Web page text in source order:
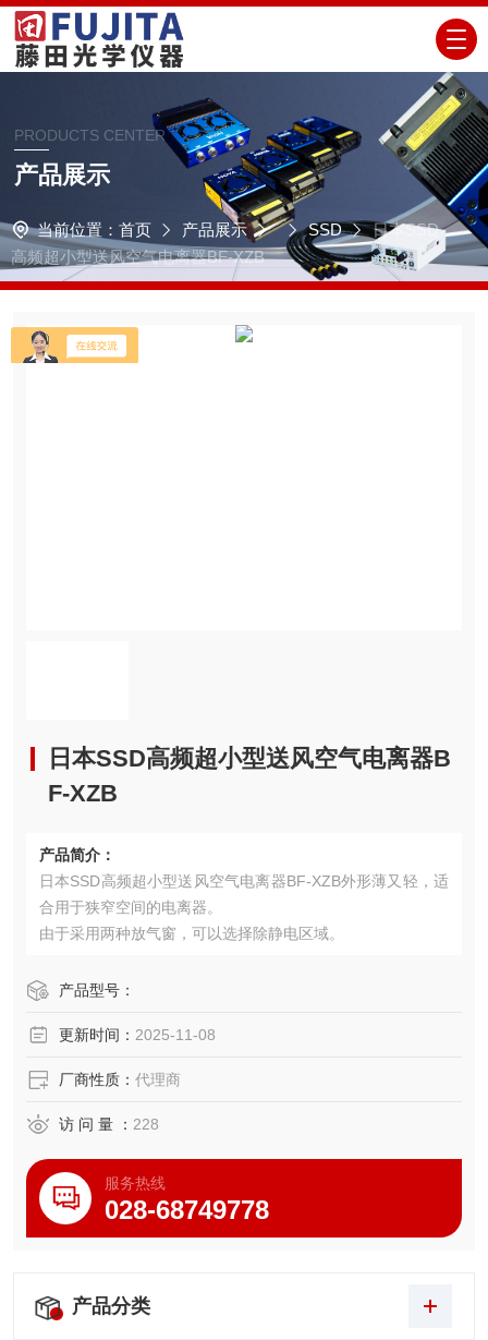
PRODUCTS CENTER
产品展示
当前位置： 首页 产品展示 SSD
日本SSD
高频超小型送风空气电离器BF-XZB
日本SSD高频超小型送风空气电离器B
F-XZB
产品简介：
日本SSD高频超小型送风空气电离器BF-XZB外形薄又轻，适
合用于狭窄空间的电离器。
由于采用两种放气窗，可以选择除静电区域。
产品型号：
更新时间： 2025-11-08
厂商性质： 代理商
访 问 量 ： 228
服务热线
028-68749778
产品分类